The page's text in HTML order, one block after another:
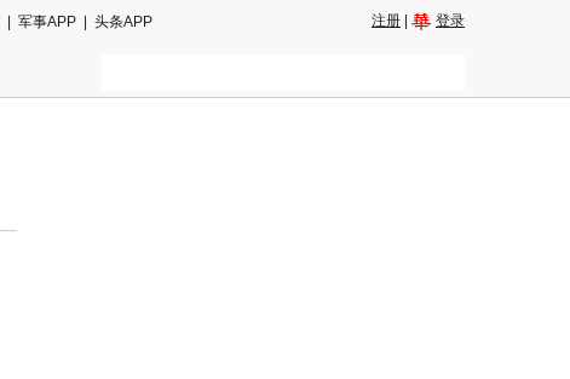
军事APP 头条APP 注册 登录